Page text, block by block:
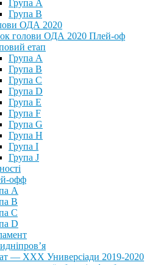
Група А
Група В
ОДА 2020
голови ОДА 2020 Плей-оф
етап
Група A
Група B
Група C
Група D
Група E
Група F
Група G
Група H
Група I
Група J
офф
А
В
С
D
— ХХХ Универсіади 2019-2020